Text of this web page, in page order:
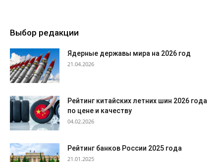
Выбор редакции
Ядерные державы мира на 2026 год
21.04.2026
Рейтинг китайских летних шин 2026 года
по цене и качеству
04.02.2026
Рейтинг банков России 2025 года
21.01.2025